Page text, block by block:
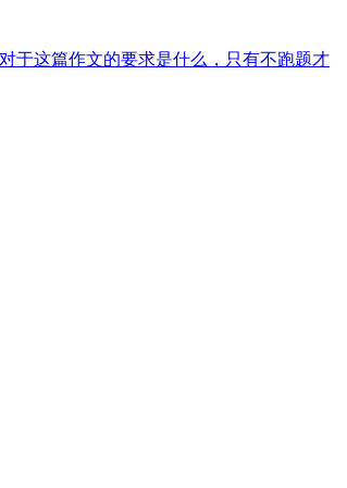
于这篇作文的要求是什么，只有不跑题才